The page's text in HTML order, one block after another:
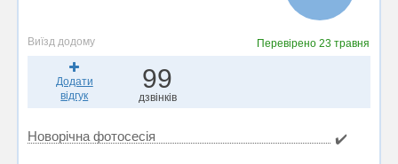
Виїзд додому Перевірено23 травня
Додати
відгук
99
дзвінків
Новорічна фотосесія ✔️